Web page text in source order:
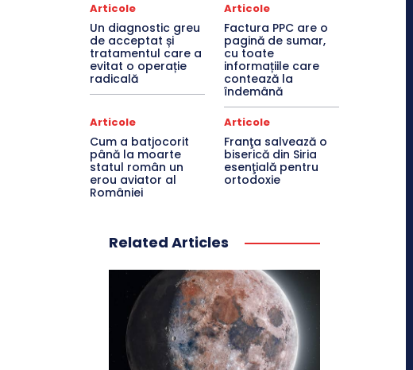
Articole
Un diagnostic greu
de acceptat și
tratamentul care a
evitat o operație
radicală
Articole
Factura PPC are o
pagină de sumar,
cu toate
informațiile care
contează la
îndemână
Articole
Cum a batjocorit
până la moarte
statul român un
erou aviator al
României
Articole
Franţa salvează o
biserică din Siria
esenţială pentru
ortodoxie
Related Articles